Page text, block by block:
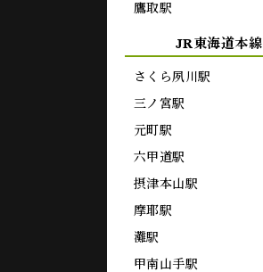
鷹取駅
JR東海道本線
さくら夙川駅
三ノ宮駅
元町駅
六甲道駅
摂津本山駅
摩耶駅
灘駅
甲南山手駅